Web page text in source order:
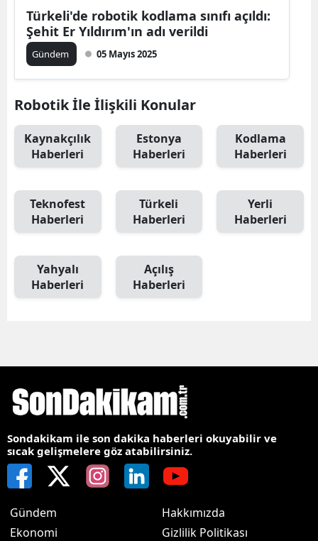
Türkeli'de robotik kodlama sınıfı açıldı:
Şehit Er Yıldırım'ın adı verildi
Gündem 05 Mayıs 2025
Robotik İle İlişkili Konular
Kaynakçılık
Haberleri
Estonya
Haberleri
Kodlama
Haberleri
Teknofest
Haberleri
Türkeli
Haberleri
Yerli
Haberleri
Yahyalı
Haberleri
Açılış
Haberleri
Sondakikam ile son dakika haberleri okuyabilir ve
sıcak gelişmelere göz atabilirsiniz.
Gündem
Ekonomi
Hakkımızda
Gizlilik Politikası